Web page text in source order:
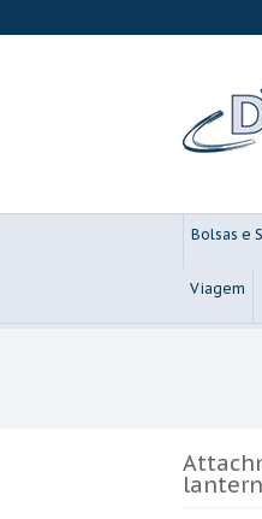
Bolsas e
Viagem